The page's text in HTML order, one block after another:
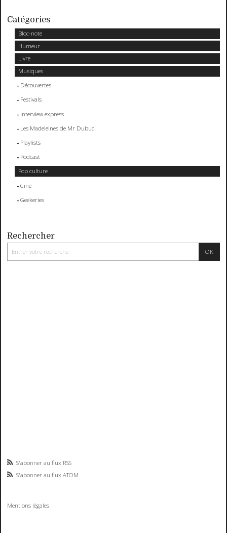
Catégories
Bloc-note
Humeur
Livre
Musiques
Découvertes
Festivals
Interview express
Les Madeleines de Mr Dubuc
Playlists
Podcast
Pop culture
Ciné
Geekeries
Rechercher
S'abonner au flux RSS
S'abonner au flux ATOM
Mentions légales